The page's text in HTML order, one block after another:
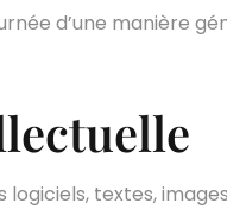
d’une manière
logiciels, textes,